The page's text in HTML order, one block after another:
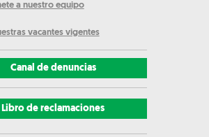
a nuestro equipo
vacantes vigentes
Canal de denuncias
Libro de reclamaciones